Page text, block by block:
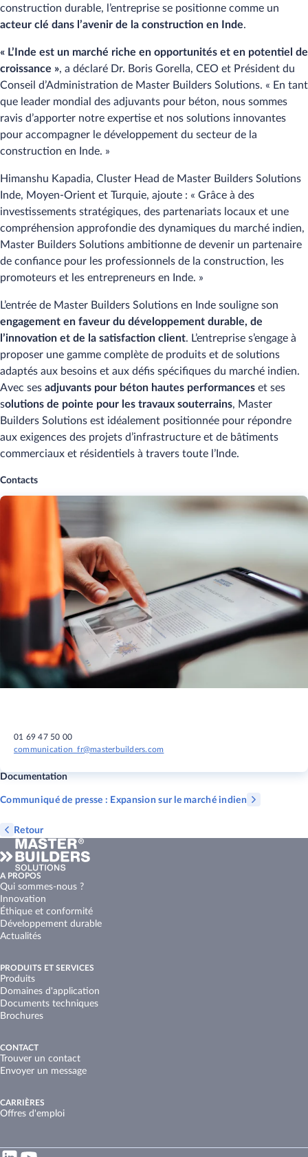
construction durable, l’entreprise se positionne comme un
acteur clé dans l’avenir de la construction en Inde.
« L’Inde est un marché riche en opportunités et en potentiel de
croissance », a déclaré Dr. Boris Gorella, CEO et Président du
Conseil d’Administration de Master Builders Solutions. « En tant
que leader mondial des adjuvants pour béton, nous sommes
ravis d’apporter notre expertise et nos solutions innovantes
pour accompagner le développement du secteur de la
construction en Inde. »
Himanshu Kapadia, Cluster Head de Master Builders Solutions
Inde, Moyen-Orient et Turquie, ajoute : « Grâce à des
investissements stratégiques, des partenariats locaux et une
compréhension approfondie des dynamiques du marché indien,
Master Builders Solutions ambitionne de devenir un partenaire
de confiance pour les professionnels de la construction, les
promoteurs et les entrepreneurs en Inde. »
L’entrée de Master Builders Solutions en Inde souligne son
engagement en faveur du développement durable, de
l’innovation et de la satisfaction client. L’entreprise s’engage à
proposer une gamme complète de produits et de solutions
adaptés aux besoins et aux défis spécifiques du marché indien.
Avec ses adjuvants pour béton hautes performances et ses
solutions de pointe pour les travaux souterrains, Master
Builders Solutions est idéalement positionnée pour répondre
aux exigences des projets d’infrastructure et de bâtiments
commerciaux et résidentiels à travers toute l’Inde.
Contacts
01 69 47 50 00
communication_fr@masterbuilders.com
Documentation
Communiqué de presse : Expansion sur le marché indien
Retour
A PROPOS
Qui sommes-nous ?
Innovation
Éthique et conformité
Développement durable
Actualités
PRODUITS ET SERVICES
Produits
Domaines d'application
Documents techniques
Brochures
CONTACT
Trouver un contact
Envoyer un message
CARRIÈRES
Offres d'emploi